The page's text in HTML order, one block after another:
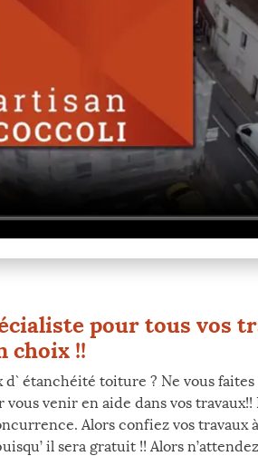
pour tous vos
choix !!
étanchéité toiture ? Ne vous
venir en aide dans vos
Alors confiez vos travaux
il sera gratuit !! Alors